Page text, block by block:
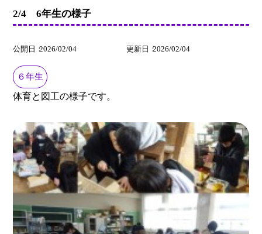
2/4 6年生の様子
公開日 2026/02/04 更新日 2026/02/04
６年生
体育と図工の様子です。